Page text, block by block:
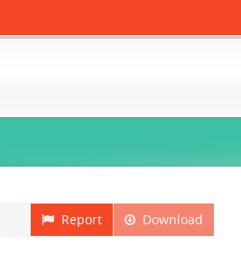
Download
Report